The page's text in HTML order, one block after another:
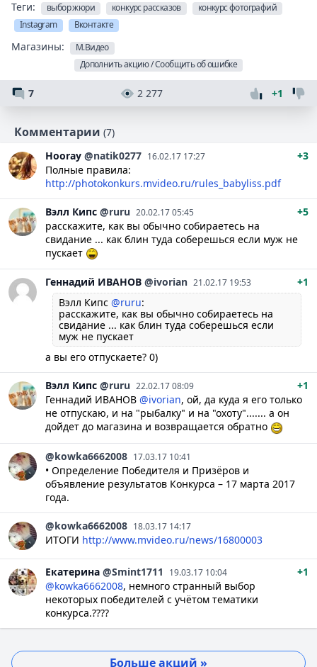
Теги: выбор жюри конкурс рассказов
конкурс фотографий
Instagram
Вконтакте
Магазины:
М.Видео
Дополнить акцию / Сообщить об ошибке
7 2 277 +1
Комментарии (7)
Hooray @natik0277 16.02.17 17:27
+3
Полные правила:
http://photokonkurs.mvideo.ru/rules_babyliss.pdf
Вэлл Кипс @ruru 20.02.17 05:45
+5
расскажите, как вы обычно собираетесь на
свидание ... как блин туда соберешься если муж не
пускает
Геннадий ИВАНОВ @ivorian 21.02.17 19:53
+1
Вэлл Кипс @ruru:
расскажите, как вы обычно собираетесь на
свидание ... как блин туда соберешься если
муж не пускает
а вы его отпускаете? 0)
Вэлл Кипс @ruru 22.02.17 08:09
+1
Геннадий ИВАНОВ @ivorian, ой, да куда я его только
не отпускаю, и на "рыбалку" и на "охоту"....... а он
дойдет до магазина и возвращается обратно
@kowka6662008 17.03.17 10:41
• Определение Победителя и Призёров и
объявление результатов Конкурса – 17 марта 2017
года.
@kowka6662008 18.03.17 14:17
ИТОГИ http://www.mvideo.ru/news/16800003
Екатерина @Smint1711 19.03.17 10:04
+1
@kowka6662008, немного странный выбор
некоторых победителей с учётом тематики
конкурса.????
Больше акций »